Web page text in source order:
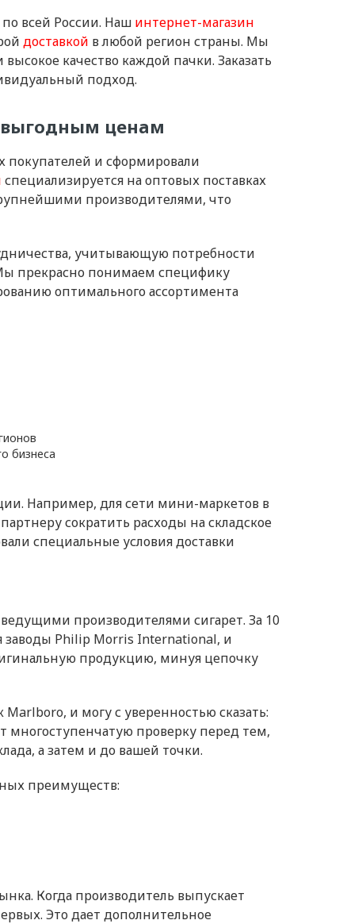
всей России. Наш интернет-магазин
доставкой в любой регион страны. Мы
качество каждой пачки. Заказать
подход.
выгодным ценам
покупателей и сформировали
специализируется на оптовых поставках
производителями, что
учитывающую потребности
прекрасно понимаем специфику
оптимального ассортимента
бизнеса
Например, для сети мини-маркетов в
сократить расходы на складское
специальные условия доставки
производителями сигарет. За 10
Philip Morris International, и
продукцию, минуя цепочку
и могу с уверенностью сказать:
многоступенчатую проверку перед тем,
а затем и до вашей точки.
преимуществ:
Когда производитель выпускает
Это дает дополнительное